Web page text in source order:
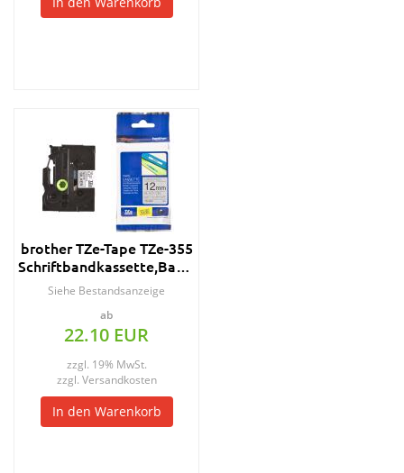
brother TZe-Tape TZe-355
Schriftbandkassette,Bandbreite:24mm
Siehe Bestandsanzeige
ab
22.10 EUR
zzgl. 19% MwSt.
zzgl. Versandkosten
In den Warenkorb